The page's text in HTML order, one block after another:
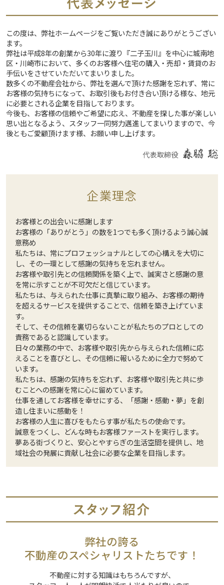
この度は、弊社ホームページをご覧いただき誠にありがとうござい
ます。
弊社は平成8年の創業から30年に渡り『二子玉川』を中心に城南地
区・川崎市において、多くのお客様へ住宅の購入・売却・賃貸のお
手伝いをさせていただいてまいりました。
数多くの不動産会社から、弊社を選んで頂けた感謝を忘れず、常に
お客様の気持ちになって、お取引後もお付き合い頂ける様な、地元
に必要とされる企業を目指しております。
今後も、お客様の信頼やご希望に応え、不動産を探した事が楽しい
思い出となるよう、スタッフ一同努力邁進してまいりますので、今
後ともご愛顧頂けます様、お願い申し上げます。
企業理念
お客様との出会いに感謝します
お客様の「ありがとう」の数を1つでも多く頂けるよう誠心誠
意務め
私たちは、常にプロフェッショナルとしての心構えを大切に
し、その一環として感謝の気持ちを忘れません。
お客様や取引先との信頼関係を築く上で、誠実さと感謝の意
を常に示すことが不可欠だと信じています。
私たちは、与えられた仕事に真摯に取り組み、お客様の期待
を超えるサービスを提供することで、信頼を築き上げていま
す。
そして、その信頼を裏切らないことが私たちのプロとしての
責務であると認識しています。
日々の業務の中で、お客様や取引先から与えられた信頼に応
えることを喜びとし、その信頼に報いるために全力で努めて
います。
私たちは、感謝の気持ちを忘れず、お客様や取引先と共に歩
むことへの感謝を常に心に留めています。
仕事を通してお客様を幸せにする、「感謝・感動・夢」を創
造し住まいに感動を！
お客様の人生に喜びをもたらす事が私たちの使命です。
誠意をつくし、どんな時もお客様ファーストを実行します。
夢ある街づくりと、安心とやすらぎの生活空間を提供し、地
域社会の発展に貢献し社会に必要な企業を目指します。
弊社の誇る
不動産のスペシャリストたちです！
不動産に対する知識はもちろんですが、